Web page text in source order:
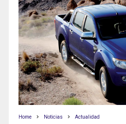
Home Noticias Actualidad